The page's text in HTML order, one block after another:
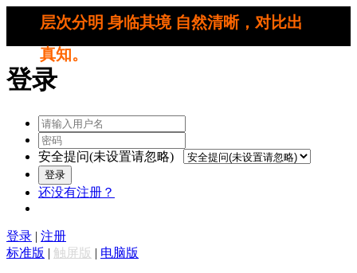
层次分明 身临其境 自然清晰，对比出
真知。
登录
安全提问(未设置请忽略)
登录
还没有注册？
登录 | 注册
标准版 | 触屏版 | 电脑版